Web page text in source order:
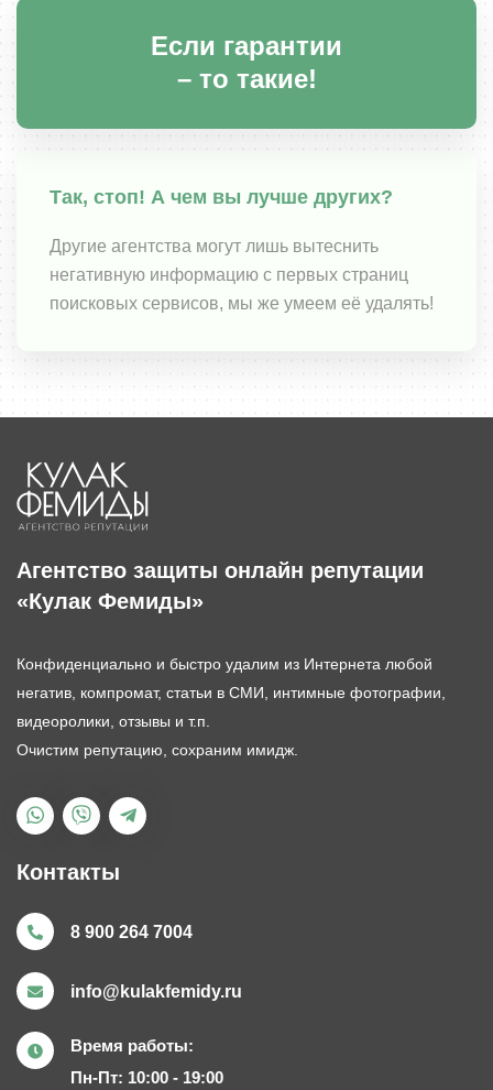
Если гарантии
– то такие!
Так, стоп! А чем вы лучше других?
Другие агентства могут лишь вытеснить
негативную информацию с первых страниц
поисковых сервисов, мы же умеем её удалять!
Агентство защиты онлайн репутации
«Кулак Фемиды»
Конфиденциально и быстро удалим из Интернета любой
негатив, компромат, статьи в СМИ, интимные фотографии,
видеоролики, отзывы и т.п.
Очистим репутацию, сохраним имидж.
Контакты
8 900 264 7004
info@kulakfemidy.ru
Время работы:
Пн-Пт: 10:00 - 19:00